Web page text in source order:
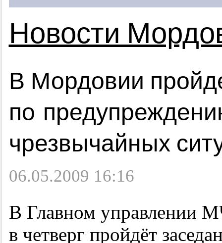
Новости
В Мордовии
по
чрезвычайных
06.05.2009 16:16
В Главном управлении
в четверг пройдёт